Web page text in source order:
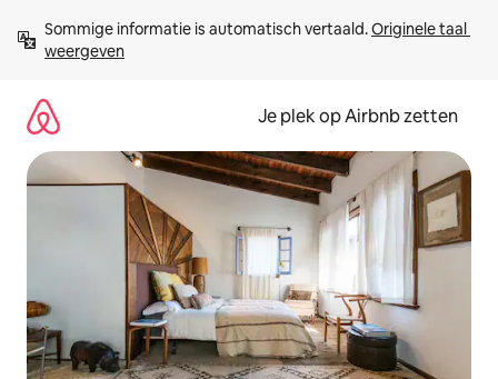
direct
naar
Sommige informatie is automatisch vertaald. Originele taal
weergeven
Je plek op Airbnb zetten